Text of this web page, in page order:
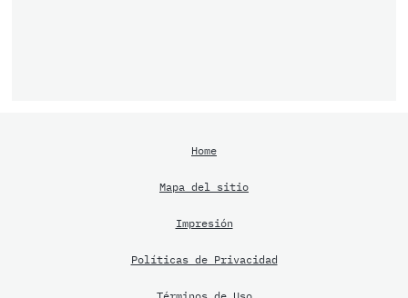
Home
Mapa del sitio
Impresión
Políticas de Privacidad